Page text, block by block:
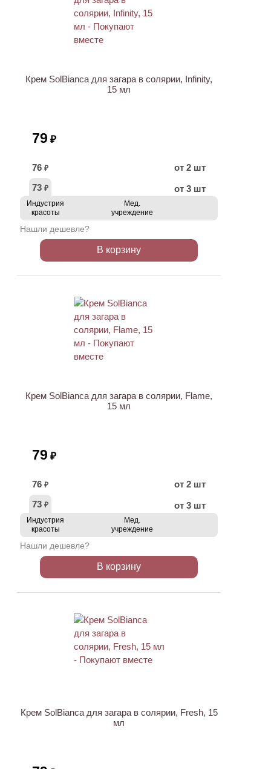
Крем SolBianca для загара в солярии, Infinity,
15 мл
79 ₽
76 ₽
от 2 шт
73 ₽ от 3 шт
Индустрия
красоты
Мед.
учреждение
Нашли дешевле?
В корзину
Крем SolBianca для загара в солярии, Flame,
15 мл
79 ₽
76 ₽
от 2 шт
73 ₽ от 3 шт
Индустрия
красоты
Мед.
учреждение
Нашли дешевле?
В корзину
Крем SolBianca для загара в солярии, Fresh, 15
мл